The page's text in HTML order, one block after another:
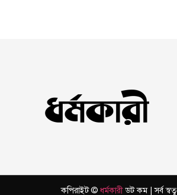
কপিরাইট © ধর্মকারীডট কম | সর্ব